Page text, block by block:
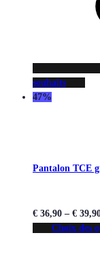
souhaits
47%
Pantalon TCE
€ 36,90 – €
Choix des